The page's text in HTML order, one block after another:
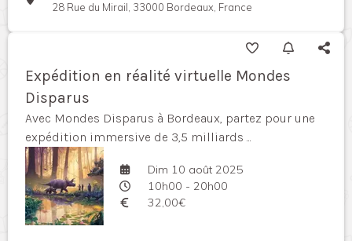
28 Rue du Mirail, 33000 Bordeaux, France
Expédition en réalité virtuelle Mondes
Disparus
Avec Mondes Disparus à Bordeaux, partez pour une
expédition immersive de 3,5 milliards ...
Dim 10 août 2025
10h00 - 20h00
32,00€